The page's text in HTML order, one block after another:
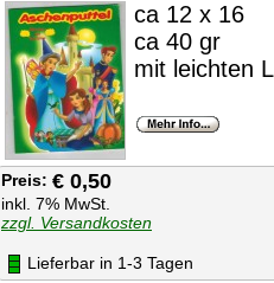
ca 12 x 16
ca 40 gr
mit leichten
Preis: € 0,50
inkl. 7% MwSt.
zzgl. Versandkosten
Lieferbar in 1-3 Tagen